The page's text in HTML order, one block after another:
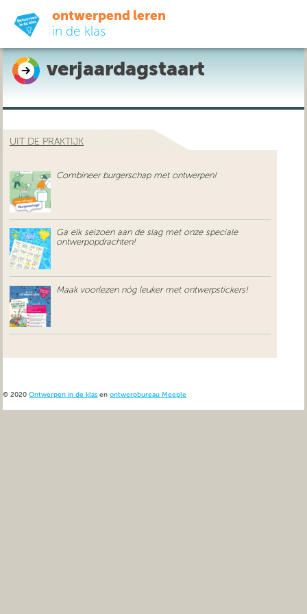
ontwerpend leren
in de klas
ready-to-go
do-it-yourself
uit de praktijk
over ons
verjaardagstaart
UIT DE PRAKTIJK
Combineer burgerschap met ontwerpen!
Ga elk seizoen aan de slag met onze speciale
ontwerpopdrachten!
Maak voorlezen nóg leuker met ontwerpstickers!
© 2020Ontwerpen in de klas enontwerpbureau Meeple